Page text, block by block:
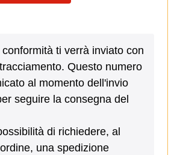
ti verrà inviato con
Questo numero
al momento dell'invio
seguire la consegna del
di richiedere, al
una spedizione